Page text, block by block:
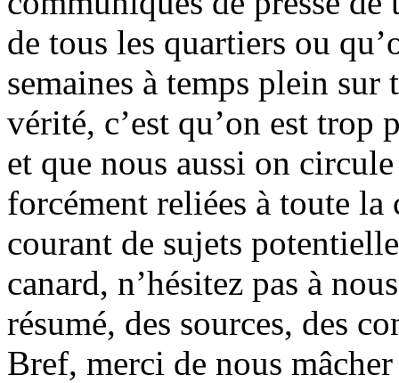
de tous les quartiers ou
semaines à temps plein
vérité, c’est qu’on est trop
et que nous aussi on
forcément reliées à toute
courant de sujets
canard, n’hésitez pas à
résumé, des sources, des
Bref, merci de nous